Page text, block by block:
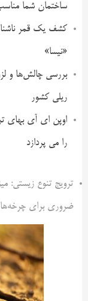
ساختمان شما
کشف یک قمر
«نیسا»
بررسی چالش‌ها و
ریلی کشور
اوپن ای آی بهای
را می پردازد
ترویج تنوع زیستی:
ضروری برای